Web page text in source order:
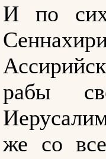
И по
рабы
же со